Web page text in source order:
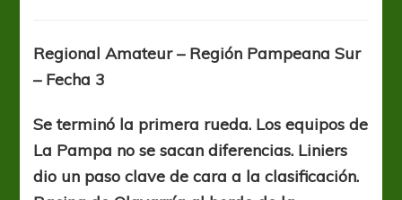
mismo
el
Regional Amateur – Región Pampeana Sur
– Fecha 3
Se terminó la primera rueda. Los equipos de
La Pampa no se sacan diferencias. Liniers
dio un paso clave de cara a la clasificación.